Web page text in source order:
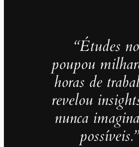
“Études
poupou
horas de
revelou
nunca
possíveis.”